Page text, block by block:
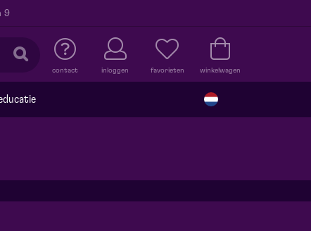
9
contact inloggen favorieten winkelwagen